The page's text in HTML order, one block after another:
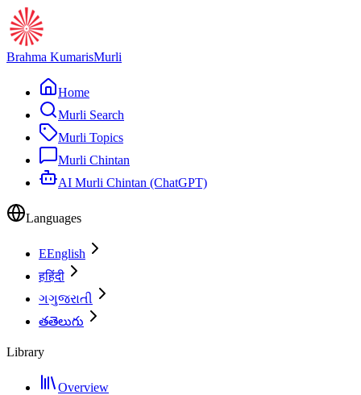
Brahma KumarisMurli
Home
Murli Search
Murli Topics
Murli Chintan
AI Murli Chintan (ChatGPT)
Languages
EEnglish
हहिंदी
ગગુજરાતી
తతెలుగు
Library
Overview